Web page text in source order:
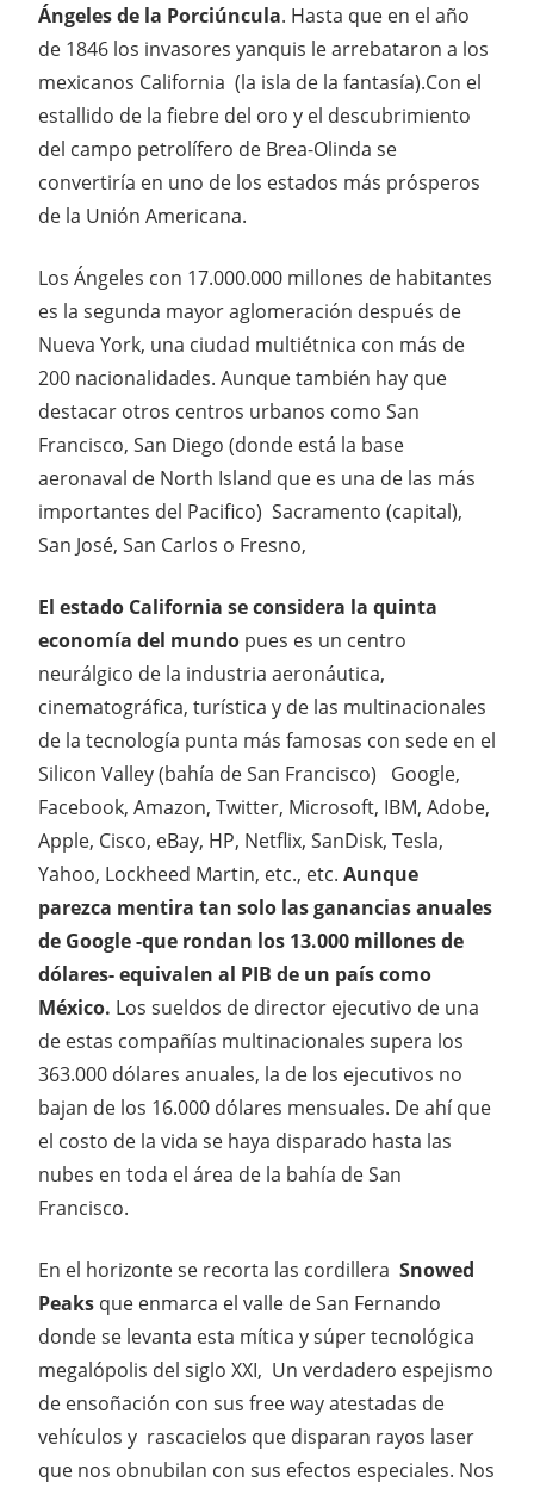
Ángeles de la Porciúncula. Hasta que en el año
de 1846 los invasores yanquis le arrebataron a los
mexicanos California (la isla de la fantasía).Con el
estallido de la fiebre del oro y el descubrimiento
del campo petrolífero de Brea-Olinda se
convertiría en uno de los estados más prósperos
de la Unión Americana.
Los Ángeles con 17.000.000 millones de habitantes
es la segunda mayor aglomeración después de
Nueva York, una ciudad multiétnica con más de
200 nacionalidades. Aunque también hay que
destacar otros centros urbanos como San
Francisco, San Diego (donde está la base
aeronaval de North Island que es una de las más
importantes del Pacifico) Sacramento (capital),
San José, San Carlos o Fresno,
El estado California se considera la quinta
economía del mundo pues es un centro
neurálgico de la industria aeronáutica,
cinematográfica, turística y de las multinacionales
de la tecnología punta más famosas con sede en el
Silicon Valley (bahía de San Francisco) Google,
Facebook, Amazon, Twitter, Microsoft, IBM, Adobe,
Apple, Cisco, eBay, HP, Netflix, SanDisk, Tesla,
Yahoo, Lockheed Martin, etc., etc. Aunque
parezca mentira tan solo las ganancias anuales
de Google -que rondan los 13.000 millones de
dólares- equivalen al PIB de un país como
México. Los sueldos de director ejecutivo de una
de estas compañías multinacionales supera los
363.000 dólares anuales, la de los ejecutivos no
bajan de los 16.000 dólares mensuales. De ahí que
el costo de la vida se haya disparado hasta las
nubes en toda el área de la bahía de San
Francisco.
En el horizonte se recorta las cordillera Snowed
Peaks que enmarca el valle de San Fernando
donde se levanta esta mítica y súper tecnológica
megalópolis del siglo XXI, Un verdadero espejismo
de ensoñación con sus free way atestadas de
vehículos y rascacielos que disparan rayos laser
que nos obnubilan con sus efectos especiales. Nos